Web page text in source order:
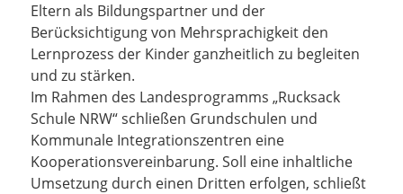
Eltern als Bildungspartner und der
Berücksichtigung von Mehrsprachigkeit den
Lernprozess der Kinder ganzheitlich zu begleiten
und zu stärken.
Im Rahmen des Landesprogramms „Rucksack
Schule NRW“ schließen Grundschulen und
Kommunale Integrationszentren eine
Kooperationsvereinbarung. Soll eine inhaltliche
Umsetzung durch einen Dritten erfolgen, schließt